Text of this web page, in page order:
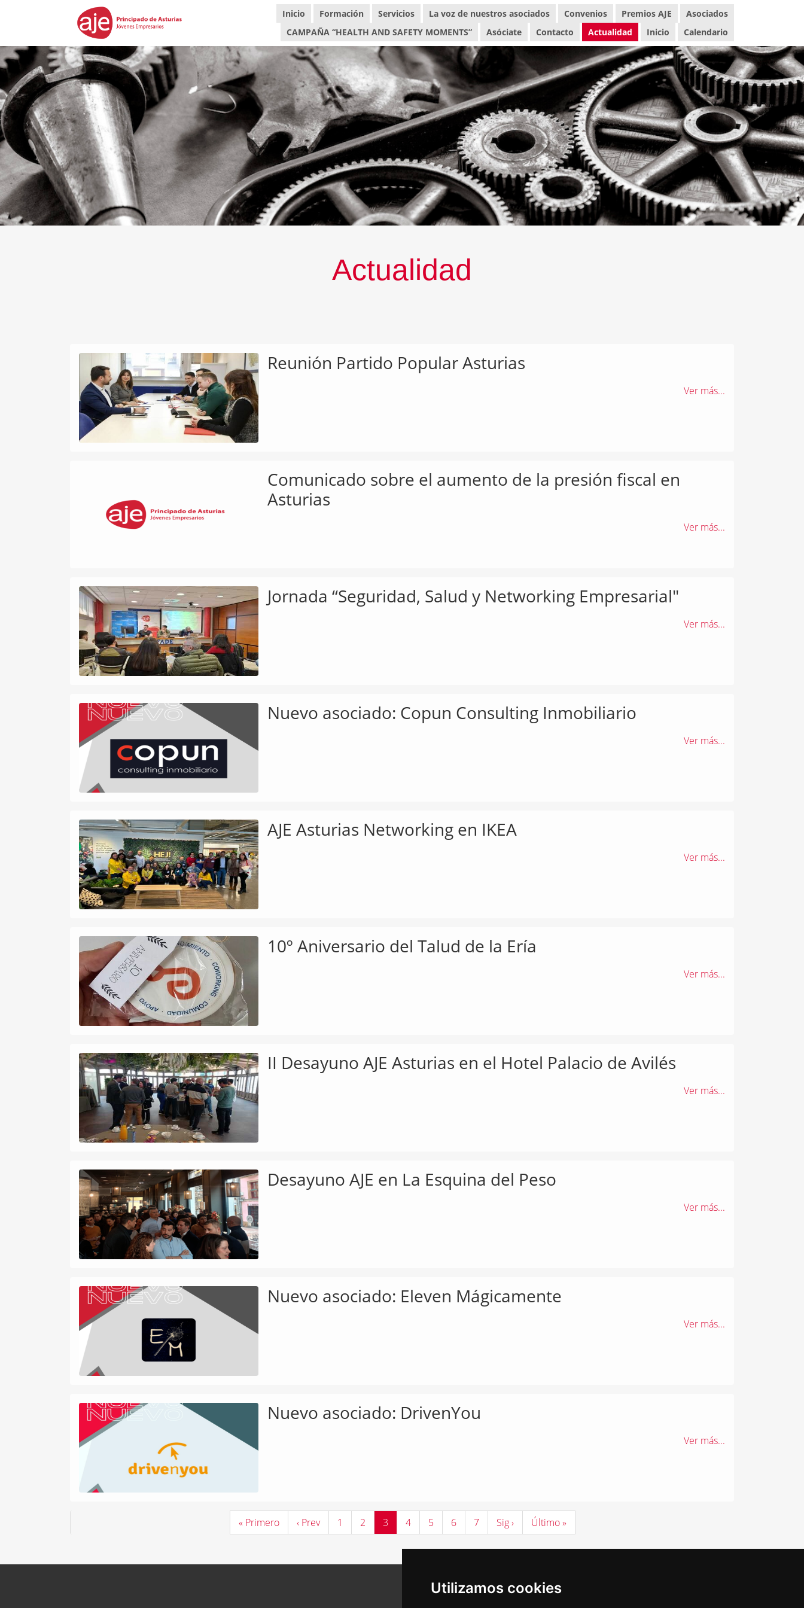
Utilizamos cookies
Inicio Formación Servicios La voz de nuestros asociados Convenios Premios AJE
Asociados
CAMPAÑA “HEALTH AND SAFETY MOMENTS”
Asóciate Contacto Actualidad Inicio Calendario
Actualidad
Reunión Partido Popular Asturias
Ver más...
Comunicado sobre el aumento de la presión fiscal en
Asturias
Ver más...
Jornada “Seguridad, Salud y Networking Empresarial"
Ver más...
Nuevo asociado: Copun Consulting Inmobiliario
Ver más...
AJE Asturias Networking en IKEA
Ver más...
10º Aniversario del Talud de la Ería
Ver más...
II Desayuno AJE Asturias en el Hotel Palacio de Avilés
Ver más...
Desayuno AJE en La Esquina del Peso
Ver más...
Nuevo asociado: Eleven Mágicamente
Ver más...
Nuevo asociado: DrivenYou
Ver más...
« Primero ‹ Prev 1 2 3 4 5 6 7 Sig › Último »